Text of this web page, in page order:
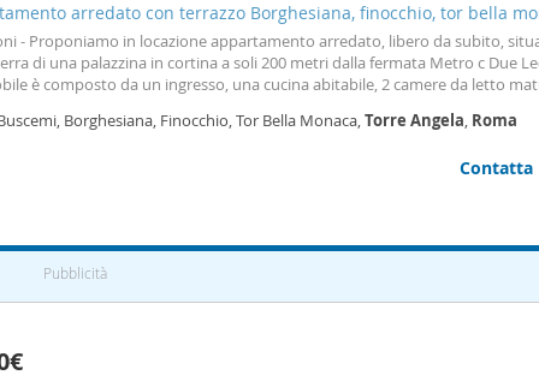
arredato con terrazzo Borghesiana, finocchio, tor bella
- Proponiamo in locazione appartamento arredato, libero da subito,
di una palazzina in cortina a soli 200 metri dalla fermata Metro c Due
è composto da un ingresso, una cucina abitabile, 2 camere da letto
all'aperto in totale privacy. L'appartamento è dotato di riscaldamento
a persone referenziate con redditi dimostrabili. Immobile
Borghesiana, Finocchio, Tor Bella Monaca,Torre Angela, Roma
Contatta
Pubblicità